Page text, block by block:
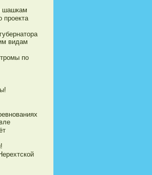
шашкам
проекта
видам
по